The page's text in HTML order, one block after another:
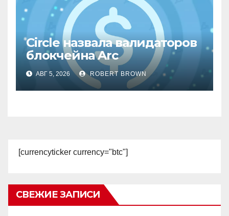
Circle назвала валидаторов
блокчейна Arc
АВГ 5, 2026 ROBERT BROWN
[currencyticker currency="btc"]
СВЕЖИЕ ЗАПИСИ